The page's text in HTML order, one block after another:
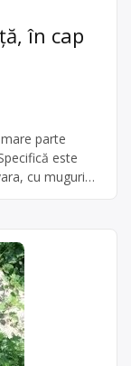
în cap
parte
este
cu muguri